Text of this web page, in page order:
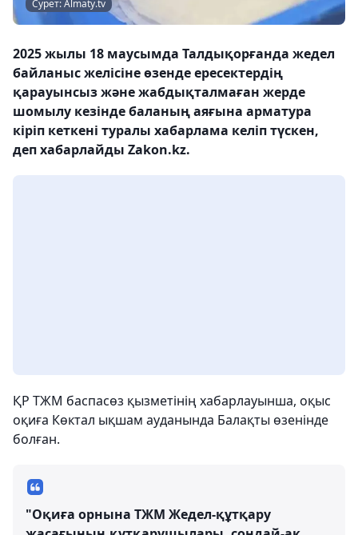
Сурет: Almaty.tv
2025 жылы 18 маусымда Талдықорғанда жедел
байланыс желісіне өзенде ересектердің
қарауынсыз және жабдықталмаған жерде
шомылу кезінде баланың аяғына арматура
кіріп кеткені туралы хабарлама келіп түскен,
деп хабарлайды Zakon.kz.
ҚР ТЖМ баспасөз қызметінің хабарлауынша, оқыс
оқиға Көктал ықшам ауданында Балақты өзенінде
болған.
"Оқиға орнына ТЖМ Жедел-құтқару